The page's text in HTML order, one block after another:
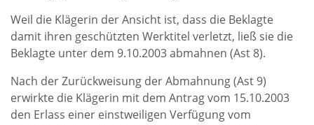
Weil die Klägerin der Ansicht ist, dass die Beklagte
damit ihren geschützten Werktitel verletzt, ließ sie die
Beklagte unter dem 9.10.2003 abmahnen (Ast 8).
Nach der Zurückweisung der Abmahnung (Ast 9)
erwirkte die Klägerin mit dem Antrag vom 15.10.2003
den Erlass einer einstweiligen Verfügung vom